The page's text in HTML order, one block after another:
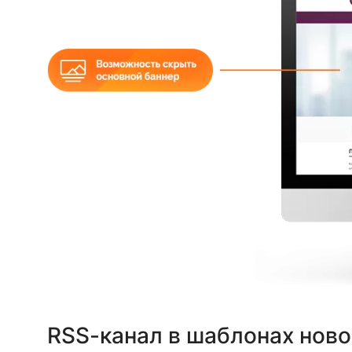
RSS-канал в шаблонах